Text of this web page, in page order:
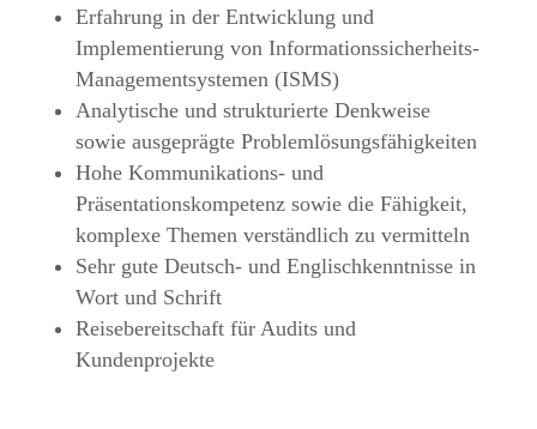
Erfahrung in der Entwicklung und
Implementierung von Informationssicherheits-
Managementsystemen (ISMS)
Analytische und strukturierte Denkweise
sowie ausgeprägte Problemlösungsfähigkeiten
Hohe Kommunikations- und
Präsentationskompetenz sowie die Fähigkeit,
komplexe Themen verständlich zu vermitteln
Sehr gute Deutsch- und Englischkenntnisse in
Wort und Schrift
Reisebereitschaft für Audits und
Kundenprojekte